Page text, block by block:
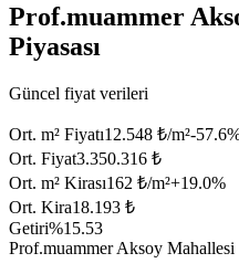
Prof.muammer
Piyasası
Güncel fiyat verileri
Ort. m² Fiyatı12.548 ₺/m²-57.6
Ort. Fiyat3.350.316 ₺
Ort. m² Kirası162 ₺/m²+19.0%
Ort. Kira18.193 ₺
Getiri%15.53
Prof.muammer Aksoy Mahallesi